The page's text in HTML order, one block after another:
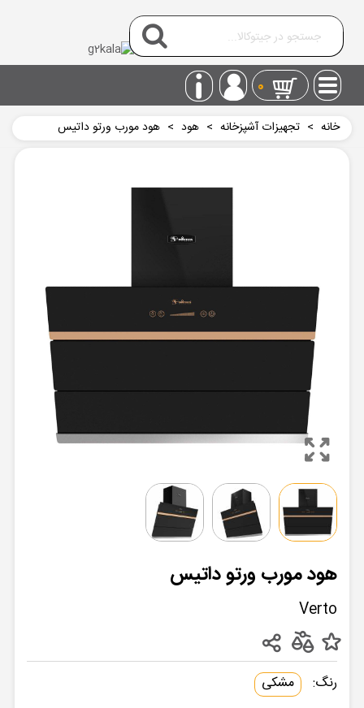
0
خانه > تجهیزات آشپزخانه > هود > هود مورب ورتو داتیس
هود مورب ورتو داتیس
Verto
رنگ:
مشکی